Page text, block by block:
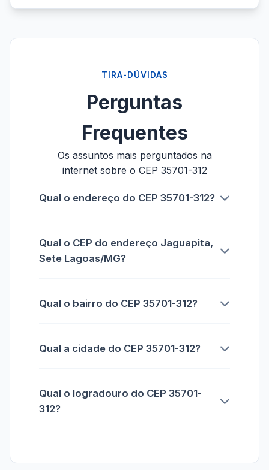
TIRA-DÚVIDAS
Perguntas
Frequentes
Os assuntos mais perguntados na
internet sobre o CEP 35701-312
Qual o endereço do CEP 35701-312?
Qual o CEP do endereço Jaguapita,
Sete Lagoas/MG?
Qual o bairro do CEP 35701-312?
Qual a cidade do CEP 35701-312?
Qual o logradouro do CEP 35701-
312?